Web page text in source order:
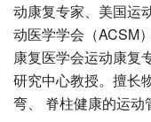
动康复专家、美国运
动医学学会（ACSM
康复医学会运动康复
研究中心教授。擅长
弯、 脊柱健康的运动